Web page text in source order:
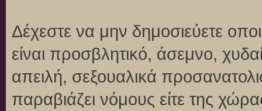
Δέχεστε να μην δημοσιεύετε
είναι προσβλητικό, άσεμνο,
απειλή, σεξουαλικά
παραβιάζει νόμους είτε της